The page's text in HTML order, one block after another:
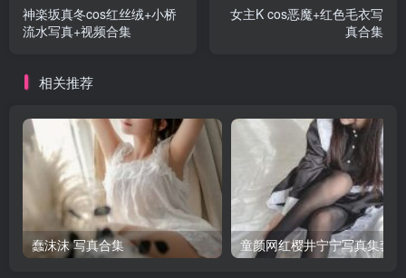
神楽坂真冬cos红丝绒+小桥
流水写真+视频合集
女主K cos恶魔+红色毛衣写
真合集
相关推荐
蠢沫沫 写真合集 童颜网红樱井宁宁写真集套图